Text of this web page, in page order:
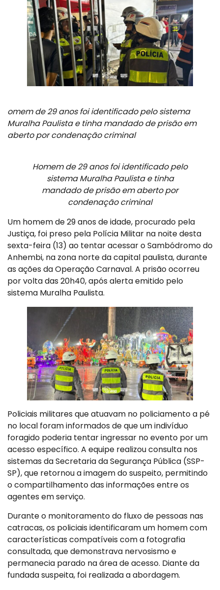
omem de 29 anos foi identificado pelo sistema
Muralha Paulista e tinha mandado de prisão em
aberto por condenação criminal
Homem de 29 anos foi identificado pelo
sistema Muralha Paulista e tinha
mandado de prisão em aberto por
condenação criminal
Um homem de 29 anos de idade, procurado pela
Justiça, foi preso pela Polícia Militar na noite desta
sexta-feira (13) ao tentar acessar o Sambódromo do
Anhembi, na zona norte da capital paulista, durante
as ações da Operação Carnaval. A prisão ocorreu
por volta das 20h40, após alerta emitido pelo
sistema Muralha Paulista.
Policiais militares que atuavam no policiamento a pé
no local foram informados de que um indivíduo
foragido poderia tentar ingressar no evento por um
acesso específico. A equipe realizou consulta nos
sistemas da Secretaria da Segurança Pública (SSP-
SP), que retornou a imagem do suspeito, permitindo
o compartilhamento das informações entre os
agentes em serviço.
Durante o monitoramento do fluxo de pessoas nas
catracas, os policiais identificaram um homem com
características compatíveis com a fotografia
consultada, que demonstrava nervosismo e
permanecia parado na área de acesso. Diante da
fundada suspeita, foi realizada a abordagem.